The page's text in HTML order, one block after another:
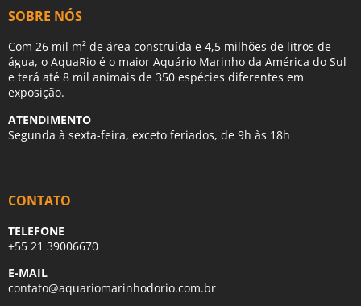
SOBRE NÓS
Com 26 mil m² de área construída e 4,5 milhões de litros de
água, o AquaRio é o maior Aquário Marinho da América do Sul
e terá até 8 mil animais de 350 espécies diferentes em
exposição.
ATENDIMENTO
Segunda à sexta-feira, exceto feriados, de 9h às 18h
CONTATO
TELEFONE
+55 21 39006670
E-MAIL
contato@aquariomarinhodorio.com.br